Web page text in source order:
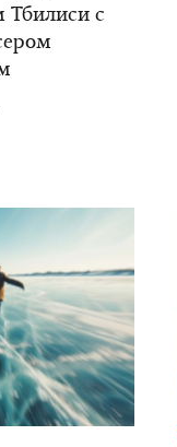
Тбилиси с